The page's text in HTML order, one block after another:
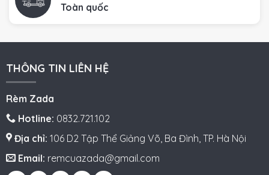
Toàn quốc
THÔNG TIN LIÊN HỆ
Rèm Zada
Hotline: 0832.721.102
Địa chỉ: 106 D2 Tập Thể Giảng Võ, Ba Đình, TP. Hà Nội
Email: remcuazada@gmail.com